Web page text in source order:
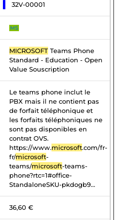
32V-00001
MS
MICROSOFT Teams Phone
Standard - Education - Open
Value Souscription
Le teams phone inclut le
PBX mais il ne contient pas
de forfait téléphonique et
les forfaits téléphoniques ne
sont pas disponibles en
contrat OVS.
https://www.microsoft.com/fr-
fr/microsoft-
teams/microsoft-teams-
phone?rtc=1#office-
StandaloneSKU-pkdogb9...
36,60 €